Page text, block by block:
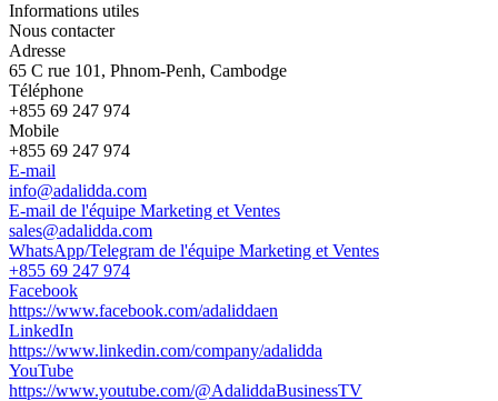
Informations utiles
Nous contacter
Adresse
65 C rue 101, Phnom-Penh, Cambodge
Téléphone
+855 69 247 974
Mobile
+855 69 247 974
E-mail
info@adalidda.com
E-mail de l'équipe Marketing et Ventes
sales@adalidda.com
WhatsApp/Telegram de l'équipe Marketing et Ventes
+855 69 247 974
Facebook
https://www.facebook.com/adaliddaen
LinkedIn
https://www.linkedin.com/company/adalidda
YouTube
https://www.youtube.com/@AdaliddaBusinessTV